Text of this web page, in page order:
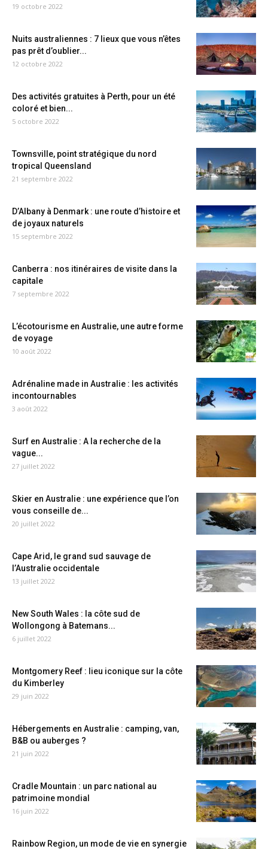
19 octobre 2022
Nuits australiennes : 7 lieux que vous n’êtes
pas prêt d’oublier...
12 octobre 2022
Des activités gratuites à Perth, pour un été
coloré et bien...
5 octobre 2022
Townsville, point stratégique du nord
tropical Queensland
21 septembre 2022
D’Albany à Denmark : une route d’histoire et
de joyaux naturels
15 septembre 2022
Canberra : nos itinéraires de visite dans la
capitale
7 septembre 2022
L’écotourisme en Australie, une autre forme
de voyage
10 août 2022
Adrénaline made in Australie : les activités
incontournables
3 août 2022
Surf en Australie : A la recherche de la
vague...
27 juillet 2022
Skier en Australie : une expérience que l’on
vous conseille de...
20 juillet 2022
Cape Arid, le grand sud sauvage de
l’Australie occidentale
13 juillet 2022
New South Wales : la côte sud de
Wollongong à Batemans...
6 juillet 2022
Montgomery Reef : lieu iconique sur la côte
du Kimberley
29 juin 2022
Hébergements en Australie : camping, van,
B&B ou auberges ?
21 juin 2022
Cradle Mountain : un parc national au
patrimoine mondial
16 juin 2022
Rainbow Region, un mode de vie en synergie